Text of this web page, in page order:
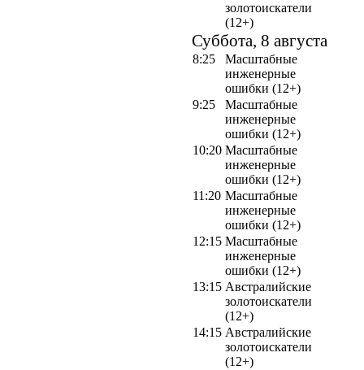
золотоискатели
(12+)
Суббота, 8 августа
8:25
Масштабные
инженерные
ошибки (12+)
9:25
Масштабные
инженерные
ошибки (12+)
10:20 Масштабные
инженерные
ошибки (12+)
11:20 Масштабные
инженерные
ошибки (12+)
12:15 Масштабные
инженерные
ошибки (12+)
13:15 Австралийские
золотоискатели
(12+)
14:15 Австралийские
золотоискатели
(12+)